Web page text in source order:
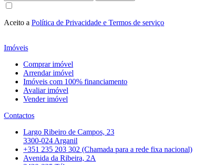
Aceito a Política de Privacidade e Termos de serviço
Imóveis
Comprar imóvel
Arrendar imóvel
Imóveis com 100% financiamento
Avaliar imóvel
Vender imóvel
Contactos
Largo Ribeiro de Campos, 23
3300-024 Arganil
+351 235 203 302 (Chamada para a rede fixa nacional)
Avenida da Ribeira, 2A